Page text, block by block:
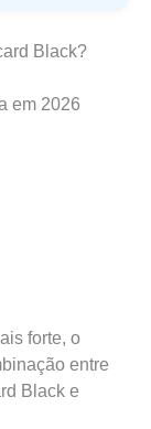
Black?
em 2026
forte, o
entre
Black e